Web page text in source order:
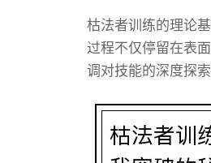
枯法者训练的理论
过程不仅停留在表
调对技能的深度探